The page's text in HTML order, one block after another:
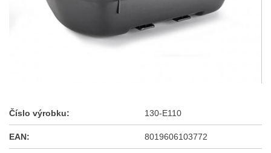
Číslo výrobku: 130-E110
EAN: 8019606103772